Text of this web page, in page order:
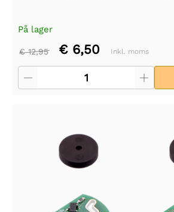
På lager
€ 12,95 € 6,50 Inkl. moms